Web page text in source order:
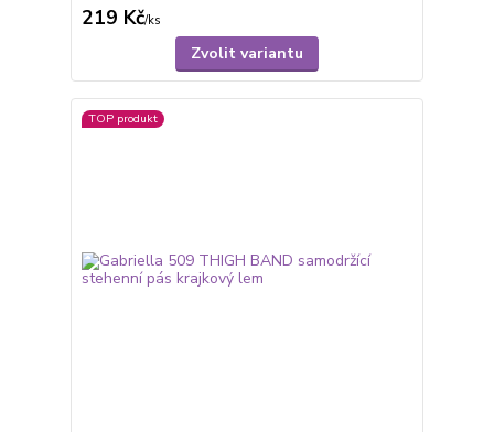
219 Kč/ks
Zvolit variantu
TOP produkt